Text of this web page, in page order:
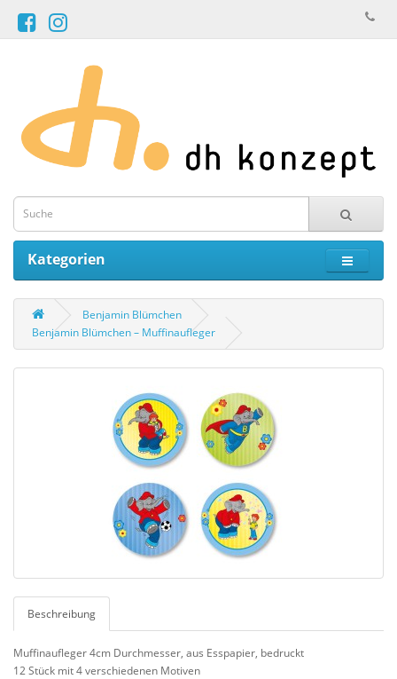
Kategorien
Benjamin Blümchen
Benjamin Blümchen – Muffinaufleger
Beschreibung
Muffinaufleger 4cm Durchmesser, aus Esspapier, bedruckt
12 Stück mit 4 verschiedenen Motiven